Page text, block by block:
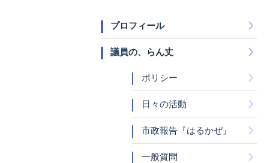
プロフィール
議員の、らん丈
ポリシー
日々の活動
市政報告『はるかぜ』
一般質問